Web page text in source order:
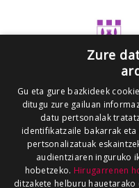
Zure
Gu eta gure bazkideek
ditugu zure gailuan
datu pertsonalak
identifikatzaile bakarrak
pertsonalizatuak
audientziaren inguruko
hobetzeko. Hirugarrenen
ditzakete helburu